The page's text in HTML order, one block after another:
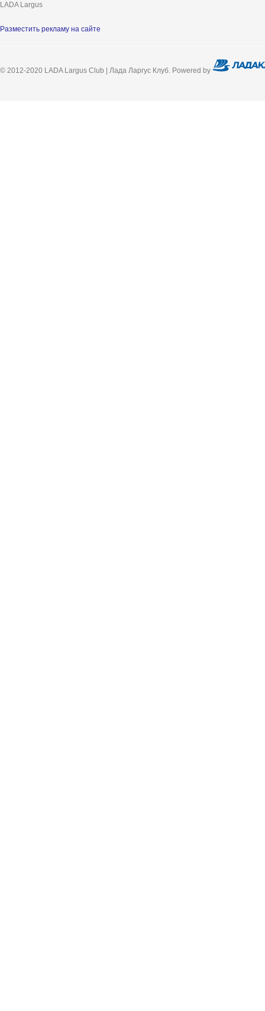
LADA Largus
Разместить рекламу на сайте
© 2012-2020 LADA Largus Club | Лада Ларгус Клуб. Powered by